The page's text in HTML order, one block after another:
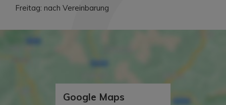
Freitag: nach Vereinbarung
Google Maps